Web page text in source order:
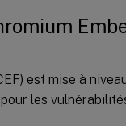
est mise à
les